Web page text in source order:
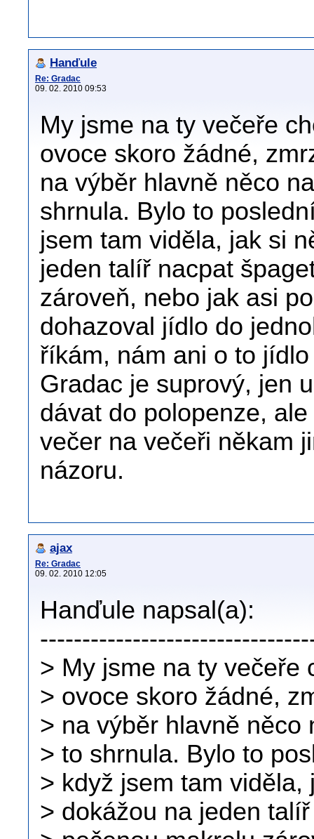
Hanďule
Re: Gradac
09. 02. 2010 09:53
My jsme na ty večeře
ovoce skoro žádné,
na výběr hlavně něco
shrnula. Bylo to
jsem tam viděla, jak si
jeden talíř nacpat
zároveň, nebo jak asi
dohazoval jídlo do
říkám, nám ani o to
Gradac je suprový, jen
dávat do polopenze,
večer na večeři někam
názoru.
ajax
Re: Gradac
09. 02. 2010 12:05
Hanďule napsal(a):
> My jsme na ty večeře
> ovoce skoro žádné,
> na výběr hlavně něco
> to shrnula. Bylo to
> když jsem tam
> dokážou na jeden